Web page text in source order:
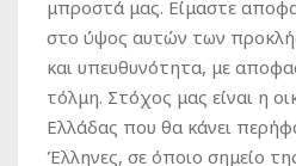
μπροστά μας. Είμαστε
στο ύψος αυτών των
και υπευθυνότητα, με
τόλμη. Στόχος μας είναι η
Ελλάδας που θα κάνει
Έλληνες, σε όποιο σημείο